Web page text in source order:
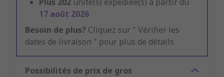
Plus 202 unité(s) expédiée(s) à partir du
17 août 2026
Besoin de plus? Cliquez sur " Vérifier les
dates de livraison " pour plus de détails
Possibilités de prix de gros